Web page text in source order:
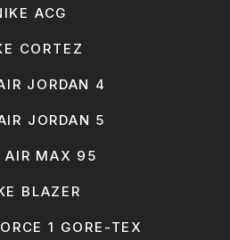
ACG
CORTEZ
JORDAN 4
JORDAN 5
AIR MAX 95
BLAZER
1 GORE-TEX